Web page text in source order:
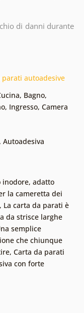
di danni durante
parati autoadesive
, Bagno,
, Ingresso, Camera
Autoadesiva
inodore, adatto
la cameretta dei
, La carta da parati è
da strisce larghe
semplice
che chiunque
, Carta da parati
con forte